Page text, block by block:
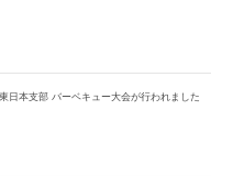
日本支部 バーベキュー大会が行われました